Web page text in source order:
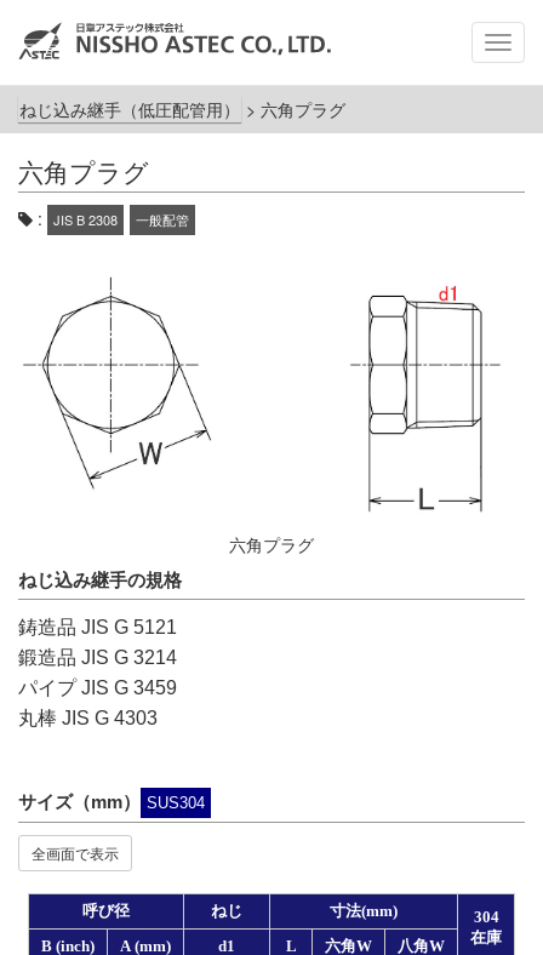
メ
ニ
ねじ込み継手（低圧配管用） > 六角プラグ
六角プラグ
: JIS B 2308 一般配管
六角プラグ
ねじ込み継手の規格
鋳造品 JIS G 5121
鍛造品 JIS G 3214
パイプ JIS G 3459
丸棒 JIS G 4303
サイズ（mm） SUS304
全画面で表示